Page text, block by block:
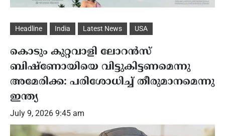
Headline India Latest News USA
കൊടും കുറ്റവാളി ലോറന്‍സ്
ബിഷ്‌ണോയിയെ വിട്ടുകിട്ടണമെന്നു
അമേരിക്ക: പരിശോധിച്ച് തീരുമാനമെന്നു
ഇന്ത്യ
July 9, 2026 9:45 am